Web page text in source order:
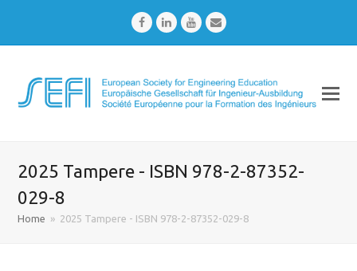
FacebookLinkedInYoutubeEmail
2025 Tampere - ISBN 978-2-87352-
029-8
Home » 2025 Tampere - ISBN 978-2-87352-029-8